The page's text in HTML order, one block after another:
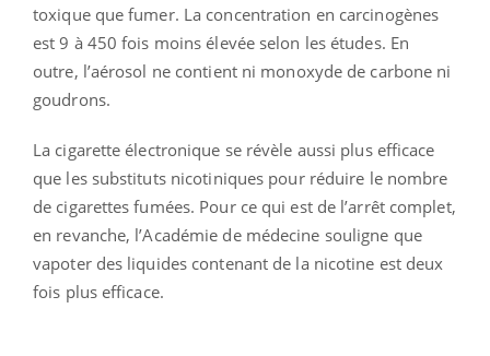
toxique que fumer. La concentration en carcinogènes
est 9 à 450 fois moins élevée selon les études. En
outre, l’aérosol ne contient ni monoxyde de carbone ni
goudrons.
La cigarette électronique se révèle aussi plus efficace
que les substituts nicotiniques pour réduire le nombre
de cigarettes fumées. Pour ce qui est de l’arrêt complet,
en revanche, l’Académie de médecine souligne que
vapoter des liquides contenant de la nicotine est deux
fois plus efficace.